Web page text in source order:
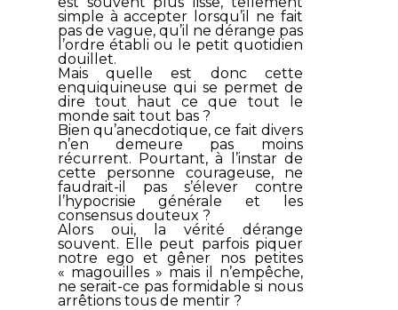
simple à accepter lorsqu’il ne fait
pas de vague, qu’il ne dérange pas
l’ordre établi ou le petit quotidien
douillet.
Mais quelle est donc cette
enquiquineuse qui se permet de
dire tout haut ce que tout le
monde sait tout bas ?
Bien qu’anecdotique, ce fait divers
n’en demeure pas moins
récurrent. Pourtant, à l’instar de
cette personne courageuse, ne
faudrait-il pas s’élever contre
l’hypocrisie générale et les
consensus douteux ?
Alors oui, la vérité dérange
souvent. Elle peut parfois piquer
notre ego et gêner nos petites
« magouilles » mais il n’empêche,
ne serait-ce pas formidable si nous
arrêtions tous de mentir ?